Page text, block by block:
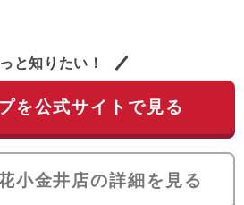
と知りたい！
を公式サイトで見る
小金井店の詳細を見る